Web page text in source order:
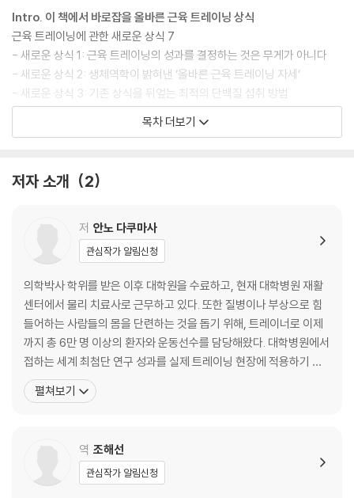
Intro. 이 책에서 바로잡을 올바른 근육 트레이닝 상식
근육 트레이닝에 관한 새로운 상식 7
- 새로운 상식 1: 근육 트레이닝의 성과를 결정하는 것은 무게가 아니다
- 새로운 상식 2: 생체역학이 밝혀낸 ‘올바른 근육 트레이닝 자세’
- 새로운 상식 3: 기존 상식을 뒤엎는 최적의 단백질 섭취 방법
- 새로운 상식 4: 단백질을 많이 섭취해도 신장은 손상되지 않는다
- 새로운 상식 5: 어떤 건강보조식품이 근육 트레이닝에 효과적일까?
근육을 키우는 방정식
총부하량: 근육 비대 효과를 높이려면 무거운 바벨을 들어야 한다?
세트 사이의 휴식 시간: 세트와 세트 사이에 2분 이상 쉬어라
관절 가동 범위: 한계점에 다다를 때까지 관절을 크게 움직여라!
운동 속도: 운동 속도는 8초 이내로 유지하라
근육 수축 양식: 네거티브 동작은 의식하지 않아도 된다
운동 빈도: 일주일에 3회든 6회든 근육 트레이닝의 효과는 같다
근력을 기르는 방정식
운동 강도: 근력 강화에는 고강도 운동이 답이다!
운동 속도: 근력을 기르고 싶다면 6초 이내로 움직여라
2. 과학적으로 올바른 근육 트레이닝 방법
운동 전: 트레이닝은 전날 밤부터 시작된다
목차 더보기
저자 소개 2
저 안노 다쿠마사
관심작가 알림신청
의학박사 학위를 받은 이후 대학원을 수료하고, 현재 대학병원 재활
센터에서 물리 치료사로 근무하고 있다. 또한 질병이나 부상으로 힘
들어하는 사람들의 몸을 단련하는 것을 돕기 위해, 트레이너로 이제
까지 총 6만 명 이상의 환자와 운동선수를 담당해왔다. 대학병원에서
접하는 세계 최첨단 연구 성과를 실제 트레이닝 현장에 적용하기 위
해 연구 발표와 논문 집필에도 힘을 쏟고 있다. 안노 다쿠마사라는 필
명으로 근육 트레이닝과 몸에 관련된 스포츠의학, 스포츠과학, 스포
펼쳐보기
역 조해선
관심작가 알림신청